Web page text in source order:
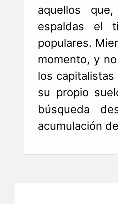
aquellos
espaldas el
populares.
momento, y
los
su propio
búsqueda
acumulación